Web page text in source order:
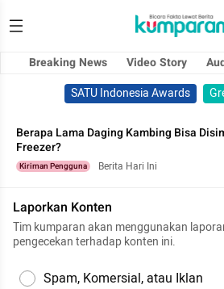
Breaking News Video Story
SATU Indonesia Awards
Berapa Lama Daging Kambing Bisa
Freezer?
Kiriman Pengguna Berita Hari Ini
Laporkan Konten
Tim kumparan akan menggunakan
pengecekan terhadap konten ini.
Spam, Komersial, atau Iklan